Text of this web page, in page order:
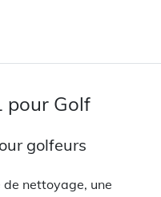
pour Golf
golfeurs
nettoyage, une